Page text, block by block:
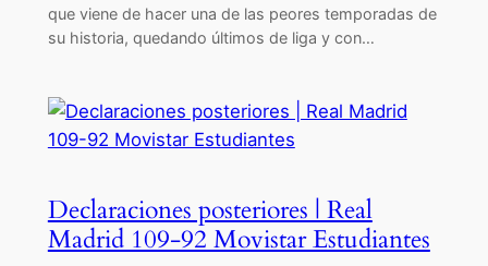
que viene de hacer una de las peores temporadas de
su historia, quedando últimos de liga y con…
Declaraciones posteriores | Real
Madrid 109-92 Movistar Estudiantes